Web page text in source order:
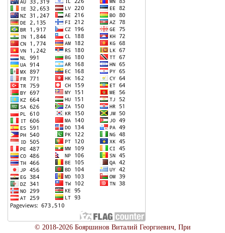
© 2018-2026 Бояршинов Виталий Георгиевич, При